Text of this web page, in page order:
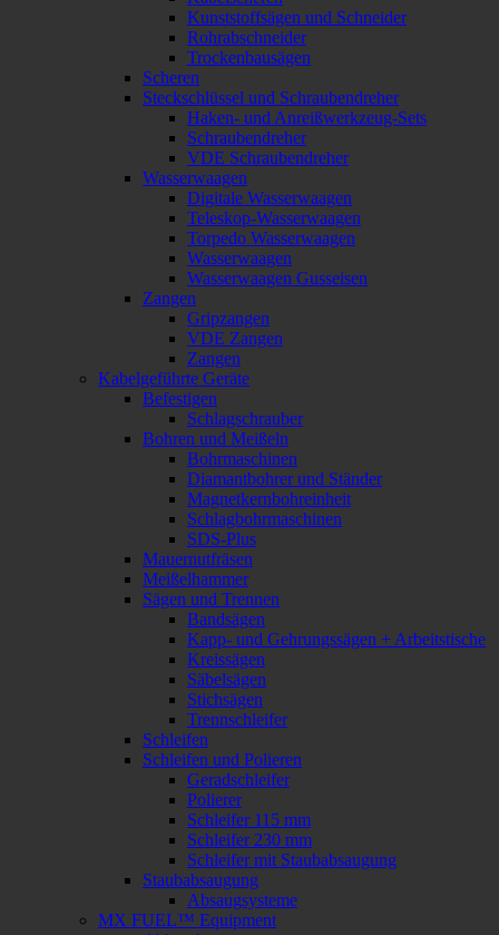
Kunststoffsägen und Schneider
Rohrabschneider
Trockenbausägen
Scheren
Steckschlüssel und Schraubendreher
Haken- und Anreißwerkzeug-Sets
Schraubendreher
VDE Schraubendreher
Wasserwaagen
Digitale Wasserwaagen
Teleskop-Wasserwaagen
Torpedo Wasserwaagen
Wasserwaagen
Wasserwaagen Gusseisen
Zangen
Gripzangen
VDE Zangen
Zangen
Kabelgeführte Geräte
Befestigen
Schlagschrauber
Bohren und Meißeln
Bohrmaschinen
Diamantbohrer und Ständer
Magnetkernbohreinheit
Schlagbohrmaschinen
SDS-Plus
Mauernutfräsen
Meißelhammer
Sägen und Trennen
Bandsägen
Kapp- und Gehrungssägen + Arbeitstische
Kreissägen
Säbelsägen
Stichsägen
Trennschleifer
Schleifen
Schleifen und Polieren
Geradschleifer
Polierer
Schleifer 115 mm
Schleifer 230 mm
Schleifer mit Staubabsaugung
Staubabsaugung
Absaugsysteme
MX FUEL™ Equipment